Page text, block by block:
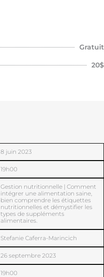
Gratuit
20$
8 juin 2023
19h00
Gestion nutritionnelle | Comment
intégrer une alimentation saine,
bien comprendre les étiquettes
nutritionnelles et démystifier les
types de suppléments
alimentaires.
Stefanie Caferra-Marincich
26 septembre 2023
19h00